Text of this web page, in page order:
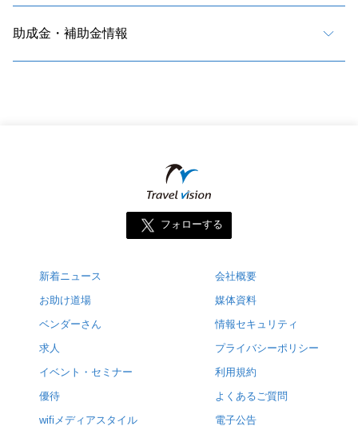
助成金・補助金情報
フォローする
新着ニュース
お助け道場
ベンダーさん
求人
イベント・セミナー
優待
wifiメディアスタイル
会社概要
媒体資料
情報セキュリティ
プライバシーポリシー
利用規約
よくあるご質問
電子公告